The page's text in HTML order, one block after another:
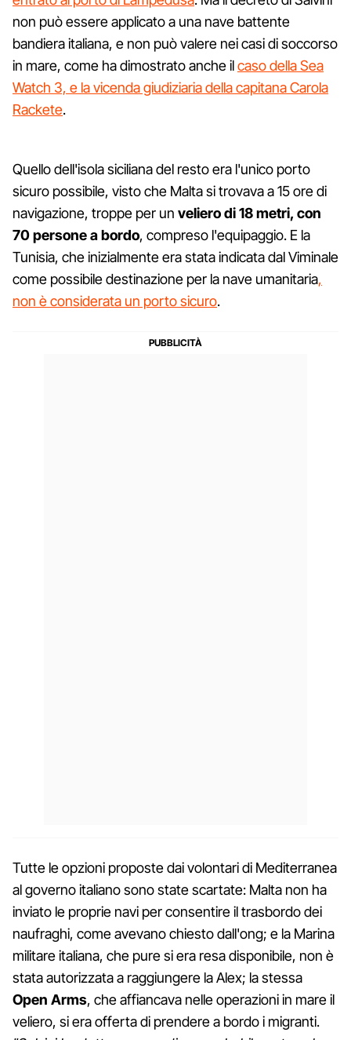
non può essere applicato a una nave battente
bandiera italiana, e non può valere nei casi di soccorso
in mare, come ha dimostrato anche ilcaso della Sea
Watch 3, e la vicenda giudiziaria della capitana Carola
Rackete.
Quello dell'isola siciliana del resto era l'unico porto
sicuro possibile, visto che Malta si trovava a 15 ore di
navigazione, troppe per un veliero di 18 metri, con
70 persone a bordo, compreso l'equipaggio. E la
Tunisia, che inizialmente era stata indicata dal Viminale
come possibile destinazione per la nave umanitaria,
non è considerata un porto sicuro.
Tutte le opzioni proposte dai volontari di Mediterranea
al governo italiano sono state scartate: Malta non ha
inviato le proprie navi per consentire il trasbordo dei
naufraghi, come avevano chiesto dall'ong; e la Marina
militare italiana, che pure si era resa disponibile, non è
stata autorizzata a raggiungere la Alex; la stessa
Open Arms, che affiancava nelle operazioni in mare il
veliero, si era offerta di prendere a bordo i migranti.